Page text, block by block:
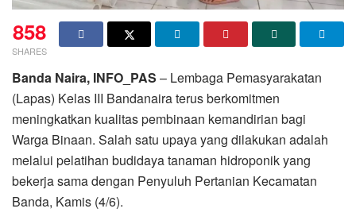
858
SHARES
Banda Naira, INFO_PAS – Lembaga Pemasyarakatan
(Lapas) Kelas III Bandanaira terus berkomitmen
meningkatkan kualitas pembinaan kemandirian bagi
Warga Binaan. Salah satu upaya yang dilakukan adalah
melalui pelatihan budidaya tanaman hidroponik yang
bekerja sama dengan Penyuluh Pertanian Kecamatan
Banda, Kamis (4/6).